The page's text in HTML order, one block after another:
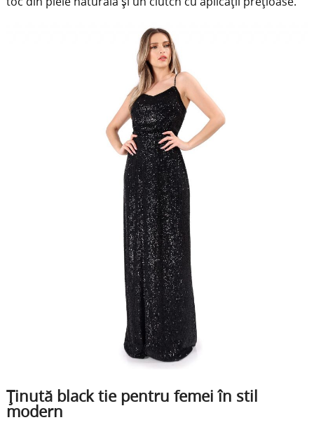
Ținută black tie pentru femei în stil
modern